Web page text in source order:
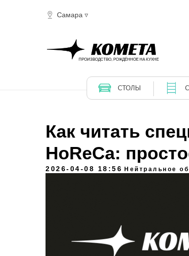
Самара ▿
СТОЛЫ
ПРОИЗВОДСТВО, РОЖДЁННОЕ НА КУХНЕ
СТОЛЫ
Как читать
HoReCa:
2026-04-08 18:56 Нейтральное